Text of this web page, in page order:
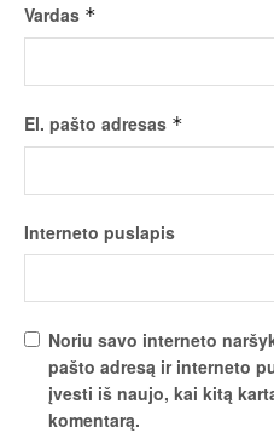
Vardas *
El. pašto adresas *
Interneto puslapis
Noriu savo interneto
pašto adresą ir interneto
įvesti iš naujo, kai kitą
komentarą.